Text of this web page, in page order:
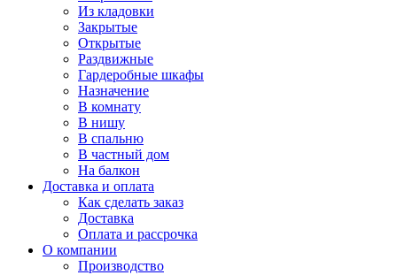
Из кладовки
Закрытые
Открытые
Раздвижные
Гардеробные шкафы
Назначение
В комнату
В нишу
В спальню
В частный дом
На балкон
Доставка и оплата
Как сделать заказ
Доставка
Оплата и рассрочка
О компании
Производство